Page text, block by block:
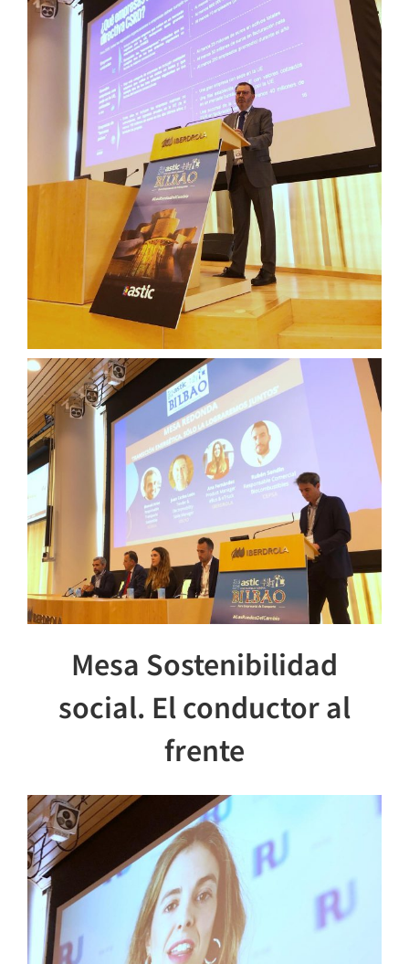
Mesa Sostenibilidad
social. El conductor al
frente